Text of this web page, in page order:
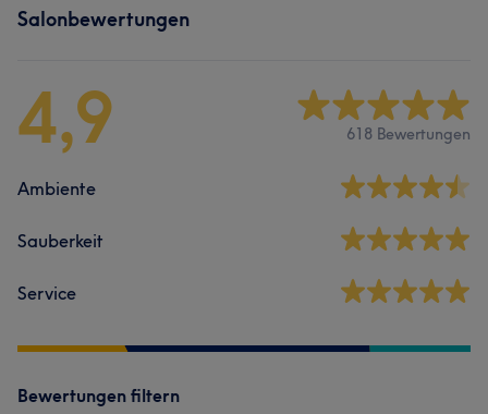
Salonbewertungen
4,9 618 Bewertungen
Ambiente
Sauberkeit
Service
Bewertungen filtern